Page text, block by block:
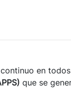
en
que se